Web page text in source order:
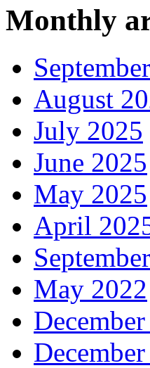
Monthly
August
July 2025
June 2025
May 2025
April
May 2022